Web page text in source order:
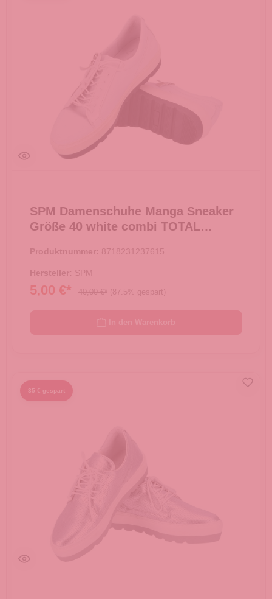
SPM Damenschuhe Manga Sneaker
Größe 40 white combi TOTAL
Produktnummer: 8718231237615
Hersteller: SPM
5,00 €* 40,00 €* (87.5% gespart)
35 € gespart